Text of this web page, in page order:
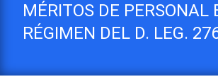
MÉRITOS DE PERSONAL
RÉGIMEN DEL D. LEG.